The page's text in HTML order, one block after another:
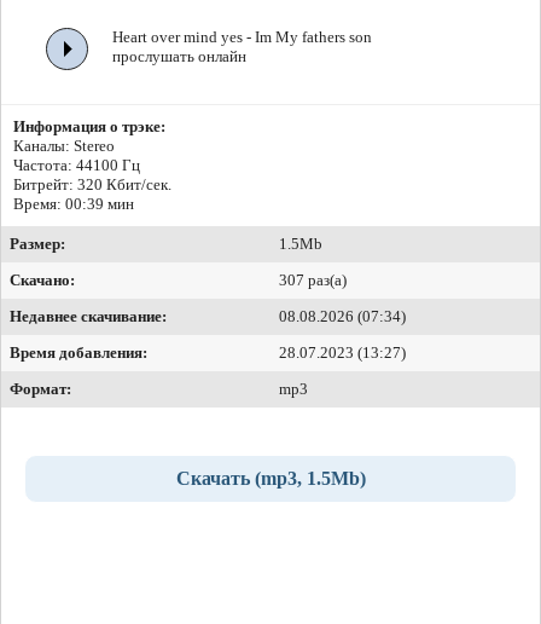
Heart over mind yes - Im My fathers son
прослушать онлайн
Информация о трэке:
Каналы: Stereo
Частота: 44100 Гц
Битрейт: 320 Кбит/сек.
Время: 00:39 мин
Размер:
1.5Mb
Скачано:
307 раз(а)
Недавнее скачивание:
08.08.2026 (07:34)
Время добавления:
28.07.2023 (13:27)
Формат:
mp3
Скачать (mp3, 1.5Mb)